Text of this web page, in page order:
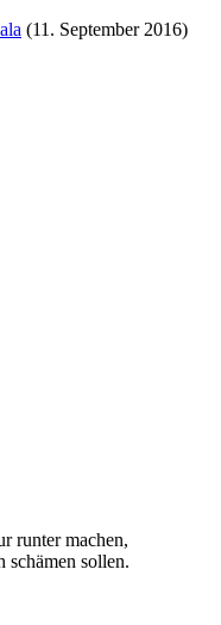
(11. September 2016)
runter machen,
schämen sollen.